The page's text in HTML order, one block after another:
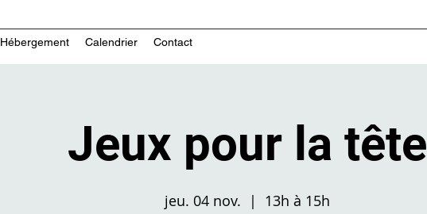
Hébergement Calendrier Contact
Jeux pour la tête
jeu. 04 nov.
  |
13h à 15h